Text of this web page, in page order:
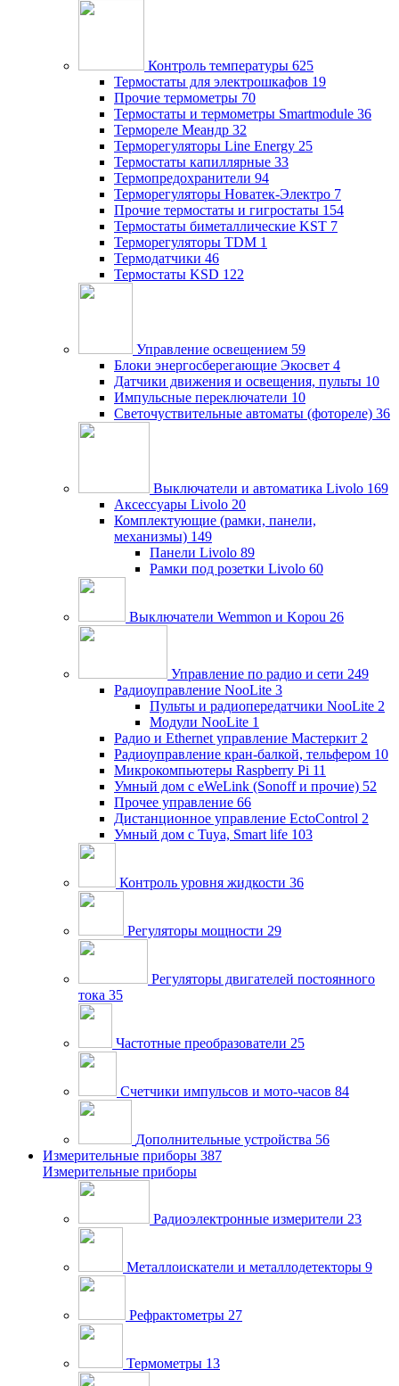
Контроль температуры 625
Термостаты для электрошкафов 19
Прочие термометры 70
Термостаты и термометры Smartmodule 36
Термореле Меандр 32
Терморегуляторы Line Energy 25
Термостаты капиллярные 33
Термопредохранители 94
Терморегуляторы Новатек-Электро 7
Прочие термостаты и гигростаты 154
Термостаты биметаллические KST 7
Терморегуляторы TDM 1
Термодатчики 46
Термостаты KSD 122
Управление освещением 59
Блоки энергосберегающие Экосвет 4
Датчики движения и освещения, пульты 10
Импульсные переключатели 10
Светочуствительные автоматы (фотореле) 36
Выключатели и автоматика Livolo 169
Аксессуары Livolo 20
Комплектующие (рамки, панели,
механизмы) 149
Панели Livolo 89
Рамки под розетки Livolo 60
Выключатели Wemmon и Kopou 26
Управление по радио и сети 249
Радиоуправление NooLite 3
Пульты и радиопередатчики NooLite 2
Модули NooLite 1
Радио и Ethernet управление Мастеркит 2
Радиоуправление кран-балкой, тельфером 10
Микрокомпьютеры Raspberry Pi 11
Умный дом c eWeLink (Sonoff и прочие) 52
Прочее управление 66
Дистанционное управление EctoControl 2
Умный дом с Tuya, Smart life 103
Контроль уровня жидкости 36
Регуляторы мощности 29
Регуляторы двигателей постоянного
тока 35
Частотные преобразователи 25
Счетчики импульсов и мото-часов 84
Дополнительные устройства 56
Измерительные приборы 387
Измерительные приборы
Радиоэлектронные измерители 23
Металлоискатели и металлодетекторы 9
Рефрактометры 27
Термометры 13